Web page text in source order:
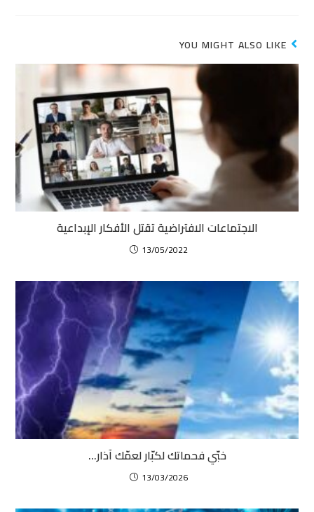
YOU MIGHT ALSO LIKE
الاجتماعات الافتراضية تقتل الأفكار الإبداعية
13/05/2022
خبّي فحماتك لكبّار لعمّك آذار…
13/03/2026